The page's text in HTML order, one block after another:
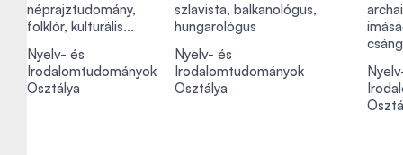
néprajztudomány,
folklór, kulturális...
Nyelv- és
Irodalomtudományok
Osztálya
szlavista, balkanológus,
hungarológus
Nyelv- és
Irodalomtudományok
Osztálya